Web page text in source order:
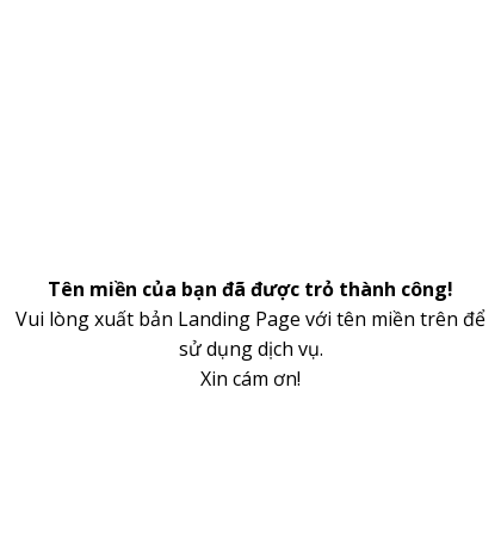
Tên miền của bạn đã được trỏ thành công!
Vui lòng xuất bản Landing Page với tên miền trên để
sử dụng dịch vụ.
Xin cám ơn!